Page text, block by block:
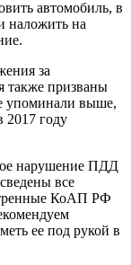
автомобиль, в
наложить на
за
также призваны
упоминали выше,
2017 году
нарушение ПДД
все
КоАП РФ
ее под рукой в